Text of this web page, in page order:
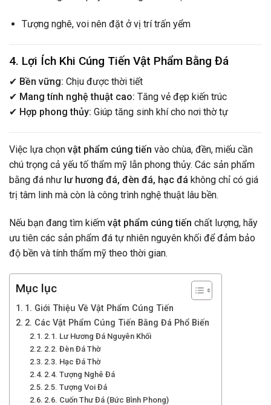
Tượng nghê, voi nên đặt ở vị trí trấn yểm
4. Lợi Ích Khi Cúng Tiến Vật Phẩm Bằng Đá
✔ Bền vững: Chịu được thời tiết
✔ Mang tính nghệ thuật cao: Tăng vẻ đẹp kiến trúc
✔ Hợp phong thủy: Giúp tăng sinh khí cho nơi thờ tự
Việc lựa chọn vật phẩm cúng tiến vào chùa, đền, miếu cần
chú trọng cả yếu tố thẩm mỹ lẫn phong thủy. Các sản phẩm
bằng đá như lư hương đá, đèn đá, hạc đá không chỉ có giá
trị tâm linh mà còn là công trình nghệ thuật lâu bền.
Nếu bạn đang tìm kiếm vật phẩm cúng tiến chất lượng, hãy
ưu tiên các sản phẩm đá tự nhiên nguyên khối để đảm bảo
độ bền và tính thẩm mỹ theo thời gian.
Mục lục
1. Giới Thiệu Về Vật Phẩm Cúng Tiến
2. Các Vật Phẩm Cúng Tiến Bằng Đá Phổ Biến
2.1. Lư Hương Đá Nguyên Khối
2.2. Đèn Đá Thờ
2.3. Hạc Đá Thờ
2.4. Tượng Nghê Đá
2.5. Tượng Voi Đá
2.6. Cuốn Thư Đá (Bức Bình Phong)